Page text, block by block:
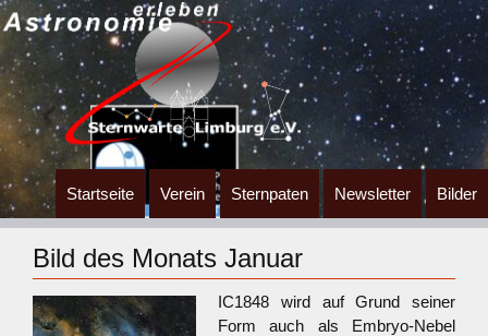
Zum
Inhalt
springen
Startseite Verein Sternpaten Newsletter Bilder
Bild des Monats Januar
IC1848 wird auf Grund seiner
Form auch als Embryo-Nebel